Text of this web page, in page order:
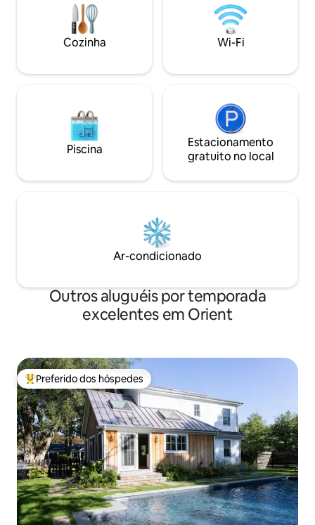
fazenda à mesa. Situado entre
Greenport e Orient Point, East Marion
oferece acesso a tudo o que North Fork
tem a oferecer. Licença de aluguel nº
bicicletas de
pequena área de
escapadinha
Cozinha Wi-Fi
Piscina
Estacionamento
gratuito no local
Ar-condicionado
Outros aluguéis por temporada
excelentes em Orient
Entre os melhores preferidos dos hóspedes
Preferido dos hóspedes